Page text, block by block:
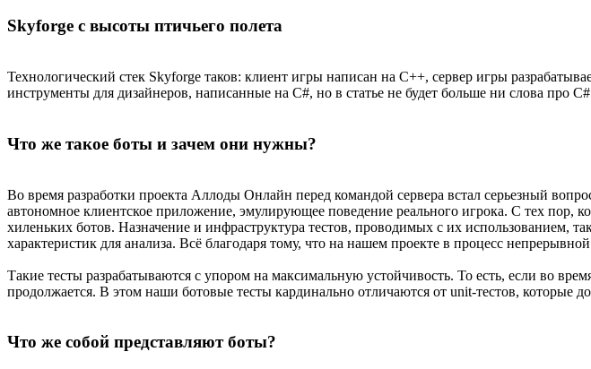
Skyforge с высоты птичьего полета
Технологический стек Skyforge таков: клиент игры написан на C++, сервер игры
инструменты для дизайнеров, написанные на C#, но в статье не будет больше ни слова про
Что же такое боты и зачем они нужны?
Во время разработки проекта Аллоды Онлайн перед командой сервера встал серьезный
автономное клиентское приложение, эмулирующее поведение реального игрока. С тех
хиленьких ботов. Назначение и инфраструктура тестов, проводимых с их использованием,
характеристик для анализа. Всё благодаря тому, что на нашем проекте в процесс
Такие тесты разрабатываются с упором на максимальную устойчивость. То есть, если во
продолжается. В этом наши ботовые тесты кардинально отличаются от unit-тестов,
Что же собой представляют боты?